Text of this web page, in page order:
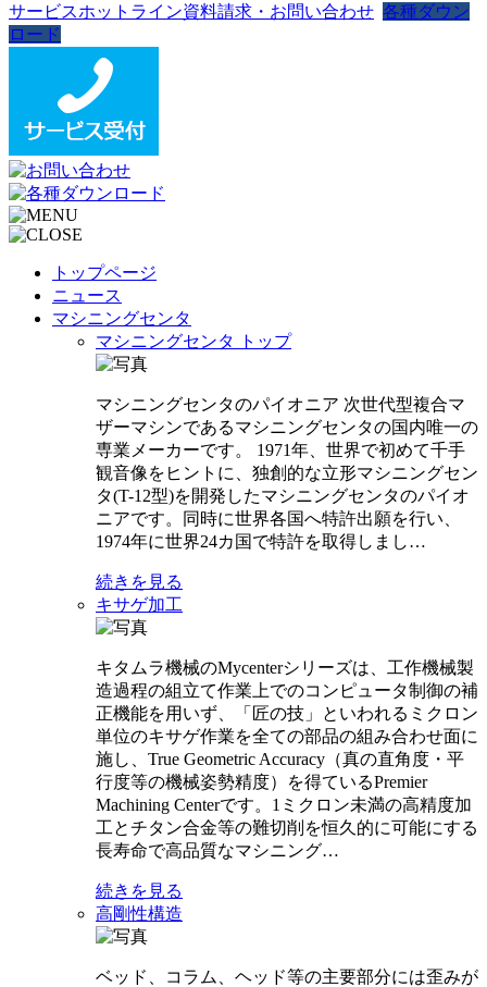
サービスホットライン資料請求・お問い合わせ 各種ダウン
ロード
トップページ
ニュース
マシニングセンタ
マシニングセンタ トップ
マシニングセンタのパイオニア 次世代型複合マ
ザーマシンであるマシニングセンタの国内唯一の
専業メーカーです。 1971年、世界で初めて千手
観音像をヒントに、独創的な立形マシニングセン
タ(T-12型)を開発したマシニングセンタのパイオ
ニアです。同時に世界各国へ特許出願を行い、
1974年に世界24カ国で特許を取得しまし…
続きを見る
キサゲ加工
キタムラ機械のMycenterシリーズは、工作機械製
造過程の組立て作業上でのコンピュータ制御の補
正機能を用いず、「匠の技」といわれるミクロン
単位のキサゲ作業を全ての部品の組み合わせ面に
施し、True Geometric Accuracy（真の直角度・平
行度等の機械姿勢精度）を得ているPremier
Machining Centerです。1ミクロン未満の高精度加
工とチタン合金等の難切削を恒久的に可能にする
長寿命で高品質なマシニング…
続きを見る
高剛性構造
ベッド、コラム、ヘッド等の主要部分には歪みが